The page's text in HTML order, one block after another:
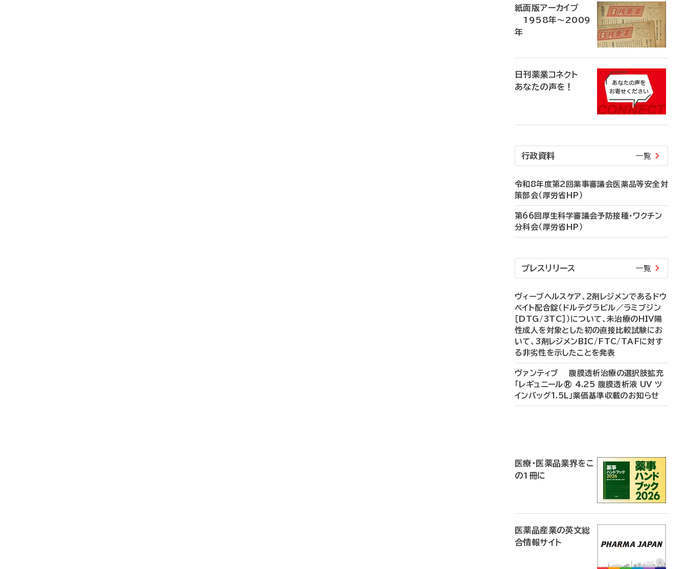
紙面版アーカイブ
1958年～2009
年
日刊薬業コネクト
あなたの声を！
行政資料 一覧
令和8年度第2回薬事審議会医薬品等安全対
策部会（厚労省HP）
第66回厚生科学審議会予防接種・ワクチン
分科会（厚労省HP）
プレスリリース 一覧
ヴィーブヘルスケア、2剤レジメンであるドウ
ベイト配合錠（ドルテグラビル／ラミブジン
［DTG/3TC］）について、未治療のHIV陽
性成人を対象とした初の直接比較試験にお
いて、3剤レジメンBIC/FTC/TAFに対す
る非劣性を示したことを発表
ヴァンティブ 腹膜透析治療の選択肢拡充
「レギュニール® 4.25 腹膜透析液 UV ツ
インバッグ1.5L」薬価基準収載のお知らせ
医療・医薬品業界をこ
の1冊に
医薬品産業の英文総
合情報サイト